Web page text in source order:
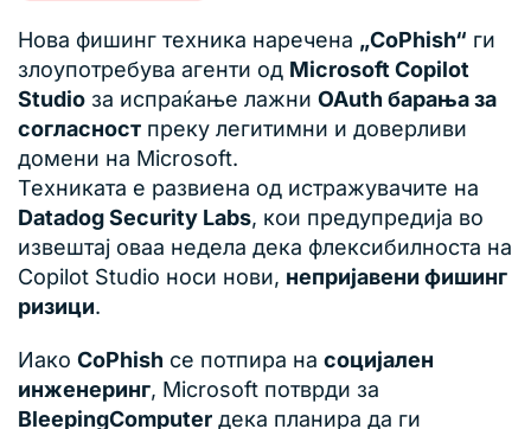
Нова фишинг техника наречена „CoPhish“ ги
злоупотребува агенти од Microsoft Copilot
Studio за испраќање лажни OAuth барања за
согласност преку легитимни и доверливи
домени на Microsoft.
Техниката е развиена од истражувачите на
Datadog Security Labs, кои предупредија во
извештај оваа недела дека флексибилноста на
Copilot Studio носи нови, непријавени фишинг
ризици.
Иако CoPhish се потпира на социјален
инженеринг, Microsoft потврди за
BleepingComputer дека планира да ги